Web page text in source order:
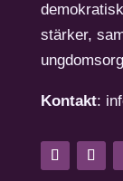
stärker,
Kontakt: